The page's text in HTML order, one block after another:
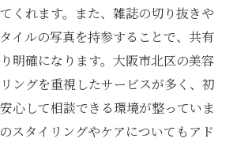
ー続出の理由を探る
が変わることで得られる新しい自
で新たな魅力を引き出す
が楽になる大阪市北区の美容室体
くれます。また、雑誌の切り抜きや
イルの写真を持参することで、共有
明確になります。大阪市北区の美容
ングを重視したサービスが多く、初
心して相談できる環境が整っていま
スタイリングやケアについてもアド